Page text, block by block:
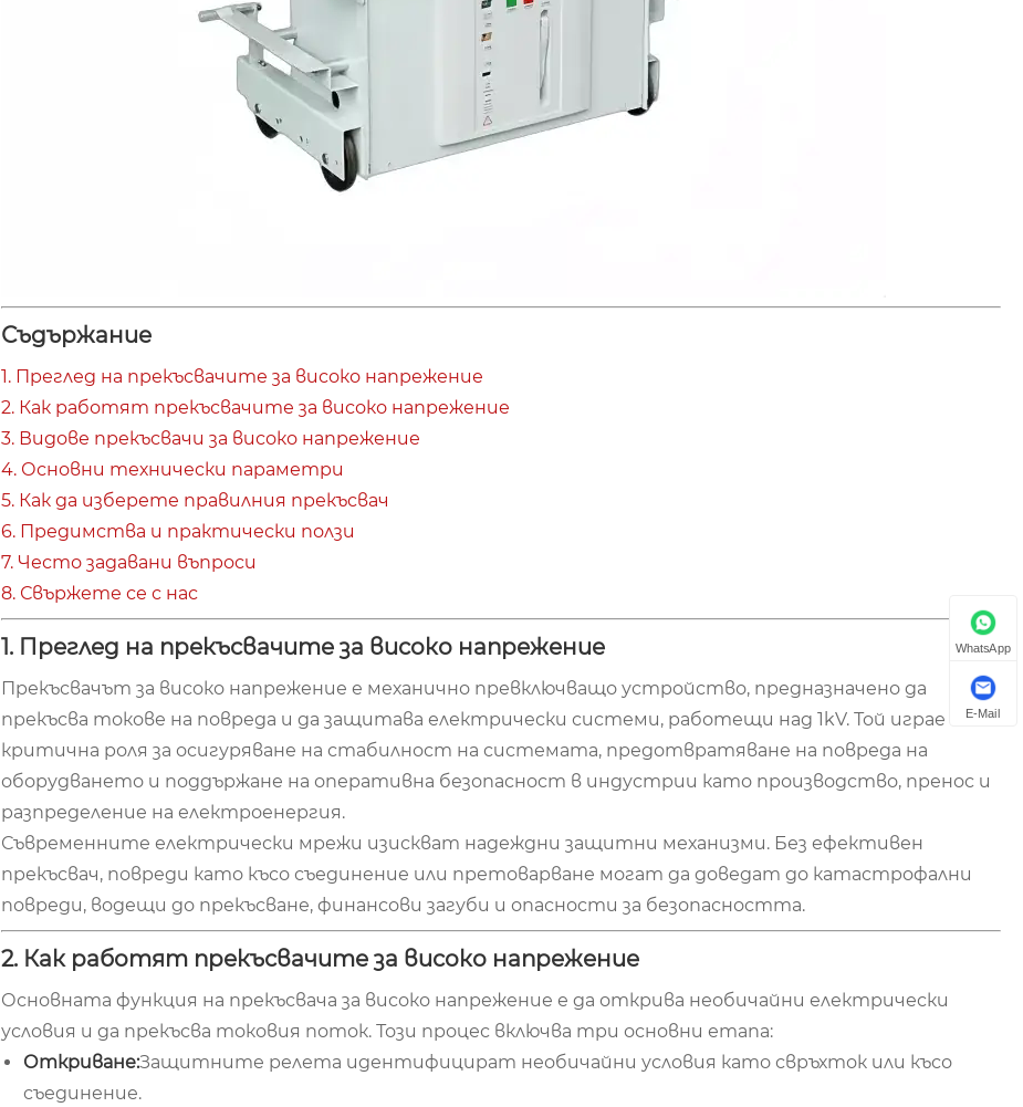
Съдържание
1. Преглед на прекъсвачите за високо напрежение
2. Как работят прекъсвачите за високо напрежение
3. Видове прекъсвачи за високо напрежение
4. Основни технически параметри
5. Как да изберете правилния прекъсвач
6. Предимства и практически ползи
7. Често задавани въпроси
8. Свържете се с нас
1. Преглед на прекъсвачите за високо напрежение
Прекъсвачът за високо напрежение е механично превключващо устройство, предназначено да
прекъсва токове на повреда и да защитава електрически системи, работещи над 1kV. Той играе
критична роля за осигуряване на стабилност на системата, предотвратяване на повреда на
оборудването и поддържане на оперативна безопасност в индустрии като производство, пренос и
разпределение на електроенергия.
Съвременните електрически мрежи изискват надеждни защитни механизми. Без ефективен
прекъсвач, повреди като късо съединение или претоварване могат да доведат до катастрофални
повреди, водещи до прекъсване, финансови загуби и опасности за безопасността.
2. Как работят прекъсвачите за високо напрежение
Основната функция на прекъсвача за високо напрежение е да открива необичайни електрически
условия и да прекъсва токовия поток. Този процес включва три основни етапа:
Откриване:Защитните релета идентифицират необичайни условия като свръхток или късо
съединение.
WhatsApp
E-Mail